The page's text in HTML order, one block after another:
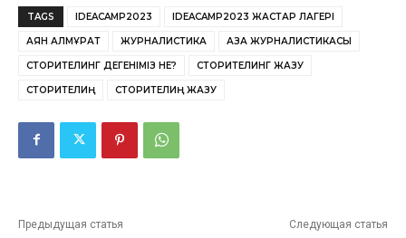
TAGS IDEACAMP2023 IDEACAMP2023 ЖАСТАР ЛАГЕРІ
АЯН ҚАЛМҰРАТ ЖУРНАЛИСТИКА ҚАЗАҚ ЖУРНАЛИСТИКАСЫ
СТОРИТЕЛИНГ ДЕГЕНІМІЗ НЕ? СТОРИТЕЛИНГ ЖАЗУ
СТОРИТЕЛИҢ СТОРИТЕЛИҢ ЖАЗУ
Предыдущая статья Следующая статья